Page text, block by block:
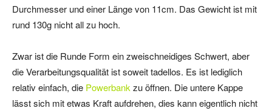
Durchmesser und einer Länge von 11cm. Das Gewicht ist mit
rund 130g nicht all zu hoch.
Zwar ist die Runde Form ein zweischneidiges Schwert, aber
die Verarbeitungsqualität ist soweit tadellos. Es ist lediglich
relativ einfach, die Powerbank zu öffnen. Die untere Kappe
lässt sich mit etwas Kraft aufdrehen, dies kann eigentlich nicht